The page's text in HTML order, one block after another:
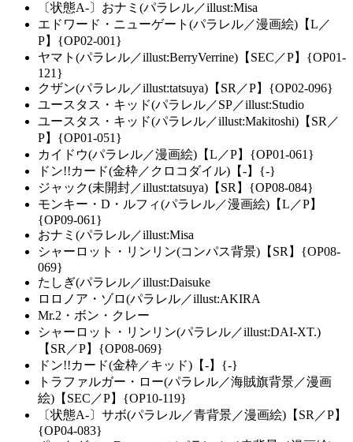
〔状態A-〕おナミ(パラレル／illust:Misa
エドワード・ニューゲート(パラレル／漫画絵)【L／
P】{OP02-001}
ヤマト(パラレル／illust:BerryVerrine)【SEC／P】{OP01-
121}
クザン(パラレル／illust:tatsuya)【SR／P】{OP02-096}
ユースタス・キッド(パラレル／SP／illust:Studio
ユースタス・キッド(パラレル／illust:Makitoshi)【SR／
P】{OP01-051}
カイドウ(パラレル／漫画絵)【L／P】{OP01-061}
ドン!!カード(金枠／クロコダイル)【-】{-}
ジャック(未開封／illust:tatsuya)【SR】{OP08-084}
モンキー・D・ルフィ(パラレル／漫画絵)【L／P】
{OP09-061}
おナミ(パラレル／illust:Misa
シャーロット・リンリン(コンパス背景)【SR】{OP08-
069}
たしぎ(パラレル／illust:Daisuke
ロロノア・ゾロ(パラレル／illust:AKIRA
Mr.2・ボン・クレー
シャーロット・リンリン(パラレル／illust:DAI-XT.)
【SR／P】{OP08-069}
ドン!!カード(金枠／キッド)【-】{-}
トラファルガー・ロー(パラレル／海賊旗背景／漫画
絵)【SEC／P】{OP10-119}
〔状態A-〕サボ(パラレル／青背景／漫画絵)【SR／P】
{OP04-083}